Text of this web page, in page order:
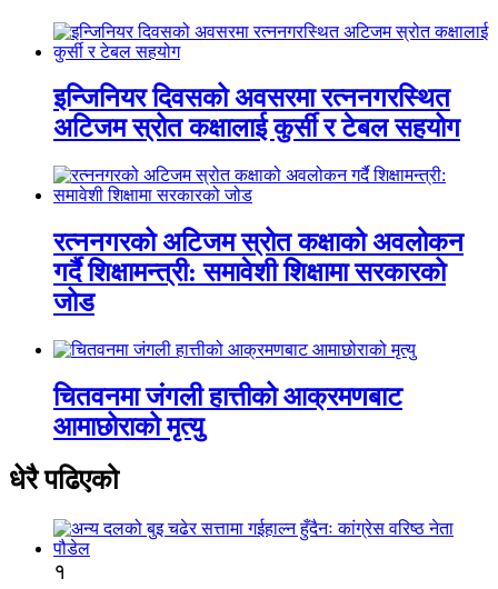
इन्जिनियर दिवसको अवसरमा रत्ननगरस्थित
अटिजम स्रोत कक्षालाई कुर्सी र टेबल सहयोग
रत्ननगरको अटिजम स्रोत कक्षाको अवलोकन
गर्दै शिक्षामन्त्री: समावेशी शिक्षामा सरकारको
जोड
चितवनमा जंगली हात्तीको आक्रमणबाट
आमाछोराको मृत्यु
धेरै पढिएको
१